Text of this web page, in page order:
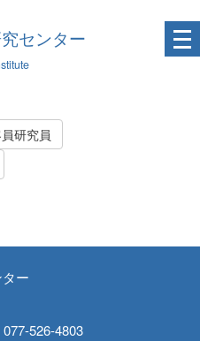
センター
研究員
ー
526-4803